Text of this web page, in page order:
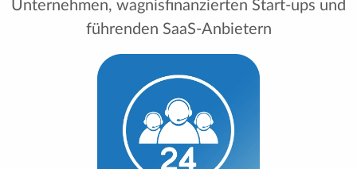
Unternehmen, wagnisfinanzierten Start-ups und
führenden SaaS-Anbietern